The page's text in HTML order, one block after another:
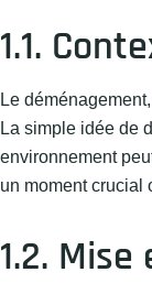
1.1.
Le
La simple idée de
environnement
un moment crucial
1.2.